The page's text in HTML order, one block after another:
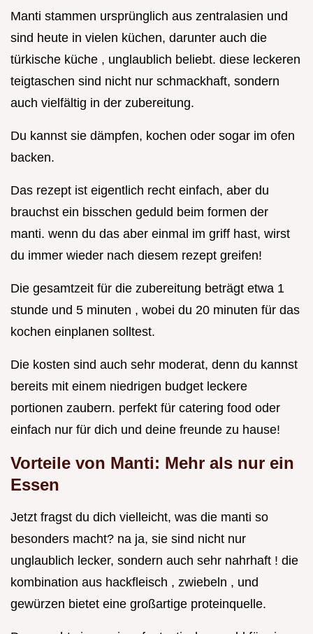
Manti stammen ursprünglich aus zentralasien und
sind heute in vielen küchen, darunter auch die
türkische küche , unglaublich beliebt. diese leckeren
teigtaschen sind nicht nur schmackhaft, sondern
auch vielfältig in der zubereitung.
Du kannst sie dämpfen, kochen oder sogar im ofen
backen.
Das rezept ist eigentlich recht einfach, aber du
brauchst ein bisschen geduld beim formen der
manti. wenn du das aber einmal im griff hast, wirst
du immer wieder nach diesem rezept greifen!
Die gesamtzeit für die zubereitung beträgt etwa 1
stunde und 5 minuten , wobei du 20 minuten für das
kochen einplanen solltest.
Die kosten sind auch sehr moderat, denn du kannst
bereits mit einem niedrigen budget leckere
portionen zaubern. perfekt für catering food oder
einfach nur für dich und deine freunde zu hause!
Vorteile von Manti: Mehr als nur ein
Essen
Jetzt fragst du dich vielleicht, was die manti so
besonders macht? na ja, sie sind nicht nur
unglaublich lecker, sondern auch sehr nahrhaft ! die
kombination aus hackfleisch , zwiebeln , und
gewürzen bietet eine großartige proteinquelle.